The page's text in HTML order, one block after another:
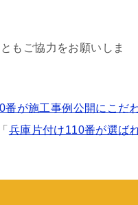
もご協力をお願いしま
番が施工事例公開にこだ
兵庫片付け110番が選ば